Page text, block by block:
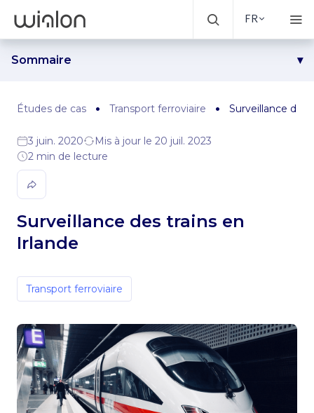
FR
Sommaire
Solution
Études de cas Transport ferroviaire Surveillance des
3 juin. 2020
Mis à jour le 20 juil. 2023
2 min de lecture
Surveillance des trains en
Irlande
Transport ferroviaire